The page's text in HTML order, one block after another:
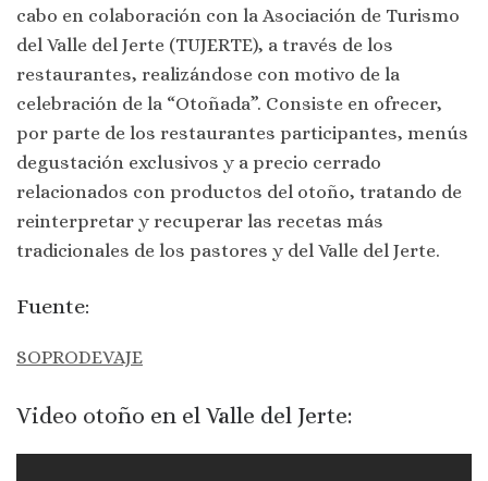
cabo en colaboración con la Asociación de Turismo
del Valle del Jerte (TUJERTE), a través de los
restaurantes, realizándose con motivo de la
celebración de la “Otoñada”. Consiste en ofrecer,
por parte de los restaurantes participantes, menús
degustación exclusivos y a precio cerrado
relacionados con productos del otoño, tratando de
reinterpretar y recuperar las recetas más
tradicionales de los pastores y del Valle del Jerte.
Fuente:
SOPRODEVAJE
Video otoño en el Valle del Jerte: